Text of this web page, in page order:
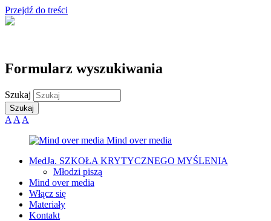
Przejdź do treści
Formularz wyszukiwania
Szukaj
A A A
MedJa. SZKOŁA KRYTYCZNEGO MYŚLENIA
Młodzi piszą
Mind over media
Włącz się
Materiały
Kontakt